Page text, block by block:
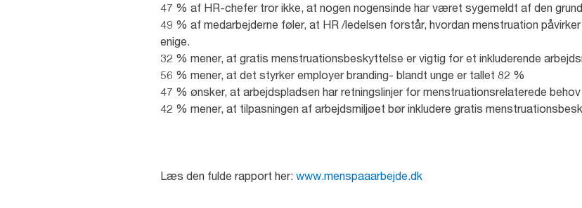
47 % af HR-chefer tror ikke, at nogen nogensinde har været sygemeldt af den
49 % af medarbejderne føler, at HR /ledelsen forstår, hvordan menstruation
enige.
32 % mener, at gratis menstruationsbeskyttelse er vigtig for et inkluderende
56 % mener, at det styrker employer branding- blandt unge er tallet 82 %
47 % ønsker, at arbejdspladsen har retningslinjer for menstruationsrelaterede
42 % mener, at tilpasningen af arbejdsmiljøet bør inkludere gratis
Læs den fulde rapport her: www.menspaaarbejde.dk